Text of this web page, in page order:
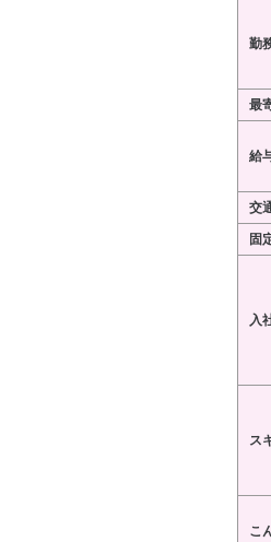
勤
最
給
交
固
入
ス
こ